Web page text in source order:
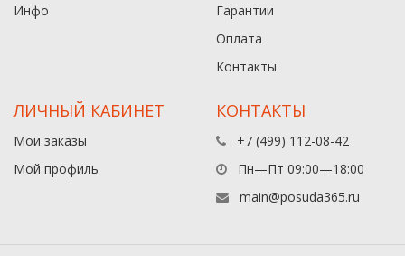
Инфо
Гарантии
Оплата
Контакты
ЛИЧНЫЙ КАБИНЕТ
Мои заказы
Мой профиль
КОНТАКТЫ
+7 (499) 112-08-42
Пн—Пт 09:00—18:00
main@posuda365.ru